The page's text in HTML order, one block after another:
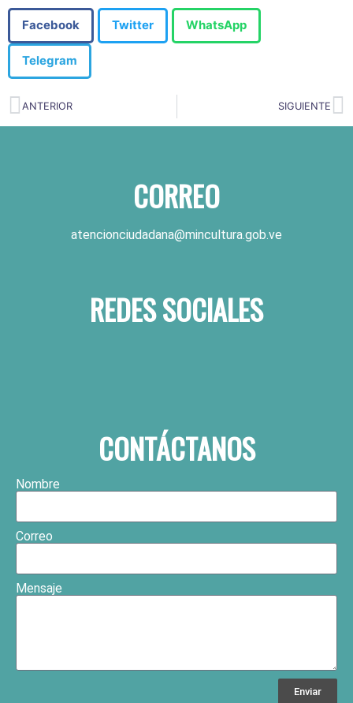
Facebook Twitter WhatsApp
Telegram
ANTERIOR SIGUIENTE
CORREO
atencionciudadana@mincultura.gob.ve
REDES SOCIALES
CONTÁCTANOS
Nombre
Correo
Mensaje
Enviar